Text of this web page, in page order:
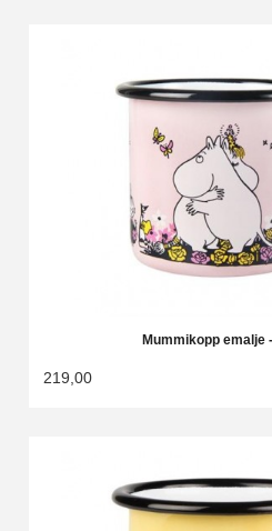
Mummikopp emalje
219,00